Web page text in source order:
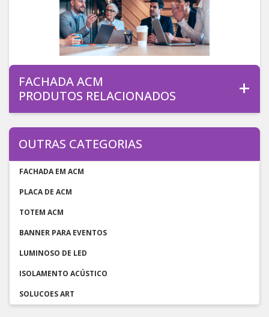
FACHADA ACM
PRODUTOS RELACIONADOS
OUTRAS CATEGORIAS
FACHADA EM ACM
PLACA DE ACM
TOTEM ACM
BANNER PARA EVENTOS
LUMINOSO DE LED
ISOLAMENTO ACÚSTICO
SOLUCOES ART